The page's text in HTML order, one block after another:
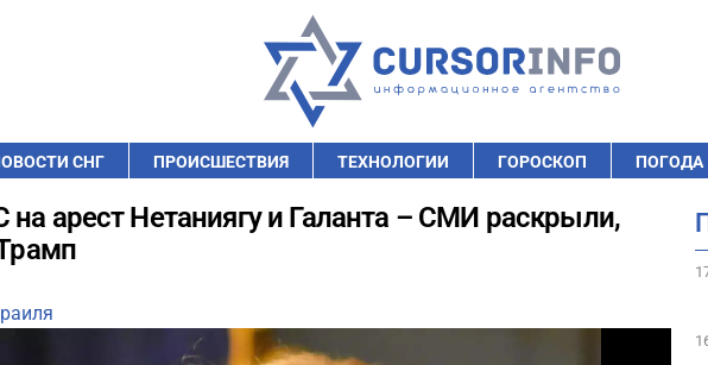
СНГ ПРОИСШЕСТВИЯ ТЕХНОЛОГИИ ГОРОСКОП ПОГОДА
арест Нетаниягу и Галанта – СМИ раскрыли,